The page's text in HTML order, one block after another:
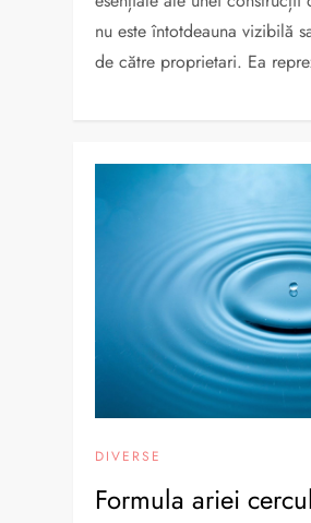
nu este întotdeauna vizibilă
de către proprietari. Ea
DIVERSE
Formula ariei